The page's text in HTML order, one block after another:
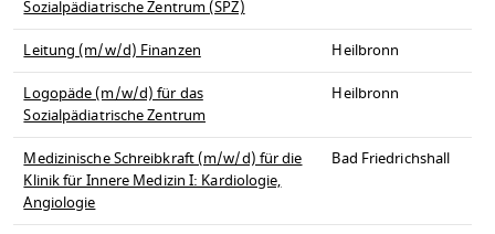
Sozialpädiatrische Zentrum (SPZ)
Leitung (m/w/d) Finanzen
Heilbronn
Logopäde (m/w/d) für das
Sozialpädiatrische Zentrum
Heilbronn
Medizinische Schreibkraft (m/w/d) für die
Klinik für Innere Medizin I: Kardiologie,
Angiologie
Bad Friedrichshall